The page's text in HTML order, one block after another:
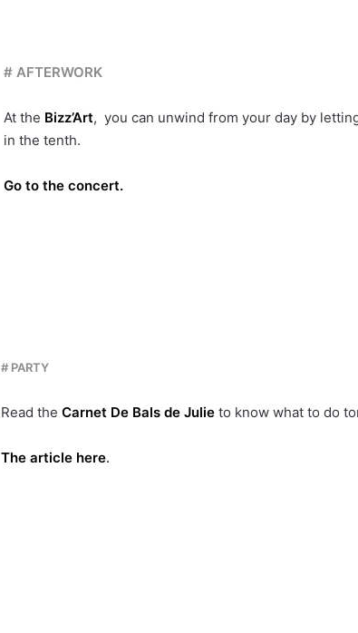
# AFTERWORK
At the Bizz’Art, you can unwind from your day by
in the tenth.
Go to the concert.
# PARTY
Read the Carnet De Bals de Julieto know what to do
The article here.